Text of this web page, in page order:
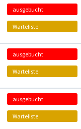
ausgebucht
Warteliste
ausgebucht
Warteliste
ausgebucht
Warteliste